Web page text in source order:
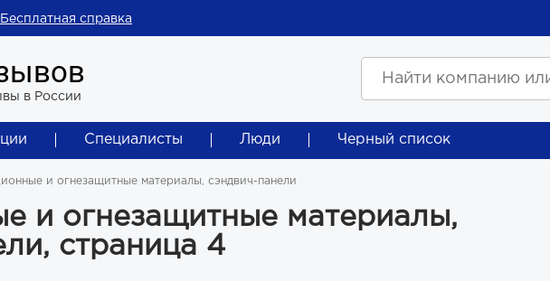
Бесплатная справка
в России
Специалисты Люди Черный список
и огнезащитные материалы, сэндвич-панели
и огнезащитные материалы,
страница 4